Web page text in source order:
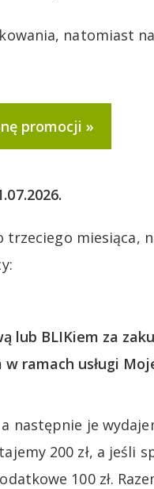
natomiast
promocji
trzeciego miesiąca,
lub BLIKiem za
ramach usługi
następnie je
200 zł, a jeśli
100 zł.